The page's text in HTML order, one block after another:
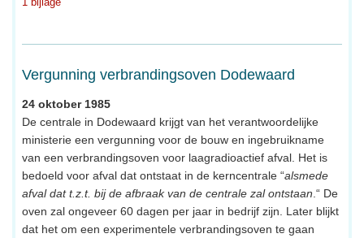
Vergunning verbrandingsoven Dodewaard
24 oktober 1985
De centrale in Dodewaard krijgt van het verantwoordelijke
ministerie een vergunning voor de bouw en ingebruikname
van een verbrandingsoven voor laagradioactief afval. Het is
bedoeld voor afval dat ontstaat in de kerncentrale “alsmede
afval dat t.z.t. bij de afbraak van de centrale zal ontstaan .“ De
oven zal ongeveer 60 dagen per jaar in bedrijf zijn. Later blijkt
dat het om een experimentele verbrandingsoven te gaan